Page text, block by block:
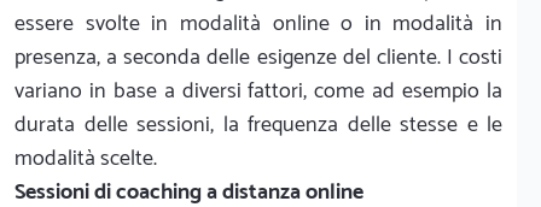
essere svolte in modalità online o in modalità in
presenza, a seconda delle esigenze del cliente. I costi
variano in base a diversi fattori, come ad esempio la
durata delle sessioni, la frequenza delle stesse e le
modalità scelte.
Sessioni di coaching a distanza online